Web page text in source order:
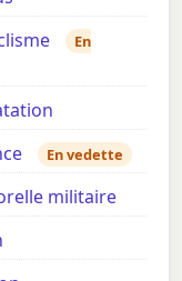
En
En vedette
militaire